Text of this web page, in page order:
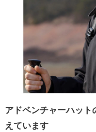
アドベンチャーハッ
えています